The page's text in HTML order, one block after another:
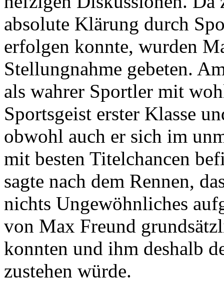
absolute Klärung durch
erfolgen konnte, wurden
Stellungnahme gebeten.
als wahrer Sportler mit
Sportsgeist erster Klasse
obwohl auch er sich im
mit besten Titelchancen
sagte nach dem Rennen,
nichts Ungewöhnliches
von Max Freund
konnten und ihm deshalb
zustehen würde.